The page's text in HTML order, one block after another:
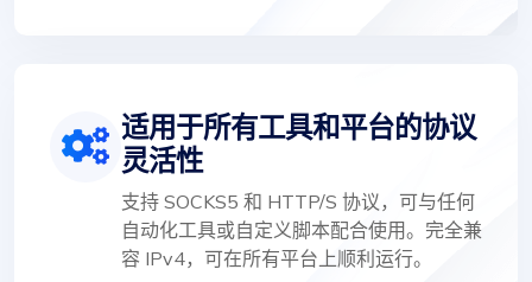
适用于所有工具和平台的协议
灵活性
支持 SOCKS5 和 HTTP/S 协议，可与任何
自动化工具或自定义脚本配合使用。完全兼
容 IPv4，可在所有平台上顺利运行。